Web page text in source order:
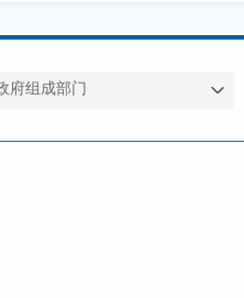
府组成部门